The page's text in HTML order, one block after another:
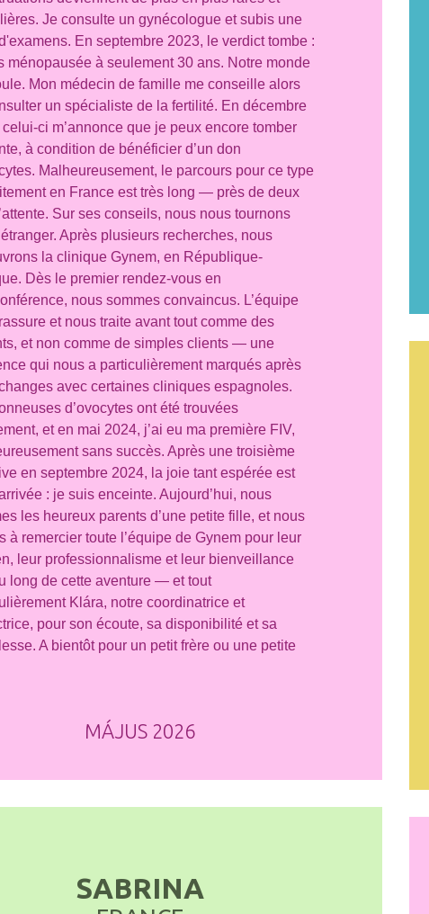
Je consulte un gynécologue et subis une
En septembre 2023, le verdict tombe :
ménopausée à seulement 30 ans. Notre monde
Mon médecin de famille me conseille alors
un spécialiste de la fertilité. En décembre
celui-ci m’annonce que je peux encore tomber
à condition de bénéficier d’un don
Malheureusement, le parcours pour ce type
en France est très long — près de deux
Sur ses conseils, nous nous tournons
Après plusieurs recherches, nous
la clinique Gynem, en République-
Dès le premier rendez-vous en
nous sommes convaincus. L’équipe
et nous traite avant tout comme des
et non comme de simples clients — une
qui nous a particulièrement marqués après
avec certaines cliniques espagnoles.
d’ovocytes ont été trouvées
et en mai 2024, j’ai eu ma première FIV,
sans succès. Après une troisième
en septembre 2024, la joie tant espérée est
: je suis enceinte. Aujourd’hui, nous
les heureux parents d’une petite fille, et nous
à remercier toute l’équipe de Gynem pour leur
leur professionnalisme et leur bienveillance
long de cette aventure — et tout
Klára, notre coordinatrice et
pour son écoute, sa disponibilité et sa
A bientôt pour un petit frère ou une petite
MÁJUS 2026
SABRINA